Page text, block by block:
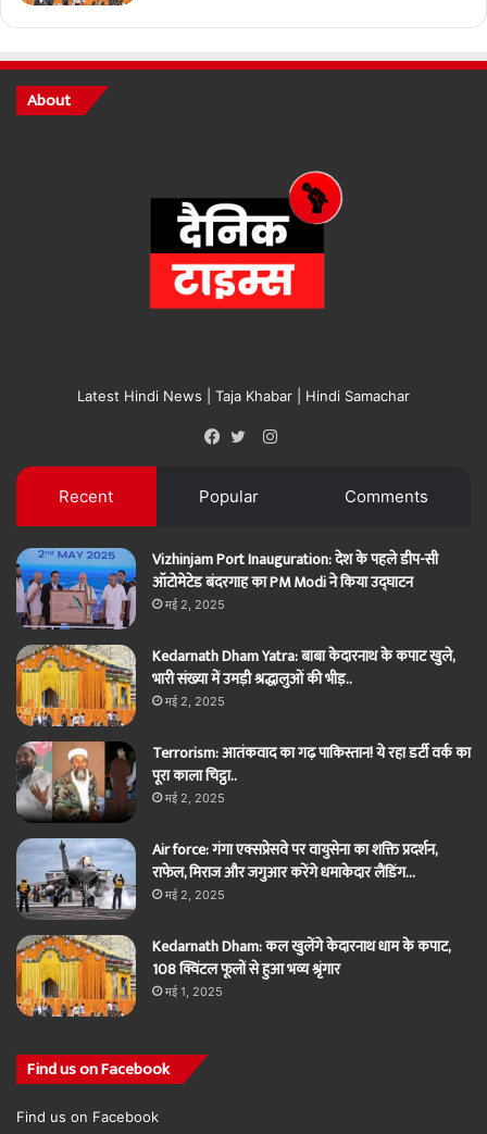
About
Latest Hindi News | Taja Khabar | Hindi Samachar
Instagram
Recent Popular Comments
Vizhinjam Port Inauguration: देश के पहले डीप-सी
ऑटोमेटेड बंदरगाह का PM Modi ने किया उद्घाटन
मई 2, 2025
Kedarnath Dham Yatra: बाबा केदारनाथ के कपाट खुले,
भारी संख्या में उमड़ी श्रद्धालुओं की भीड़..
मई 2, 2025
Terrorism: आतंकवाद का गढ़ पाकिस्तान! ये रहा डर्टी वर्क का
पूरा काला चिट्ठा..
मई 2, 2025
Air force: गंगा एक्सप्रेसवे पर वायुसेना का शक्ति प्रदर्शन,
राफेल, मिराज और जगुआर करेंगे धमाकेदार लैंडिंग…
मई 2, 2025
Kedarnath Dham: कल खुलेंगे केदारनाथ धाम के कपाट,
108 क्विंटल फूलों से हुआ भव्य श्रृंगार
मई 1, 2025
Find us on Facebook
Find us on Facebook